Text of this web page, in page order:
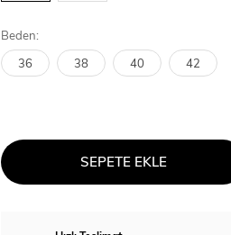
Beden:
36 38 40 42
SEPETE EKLE